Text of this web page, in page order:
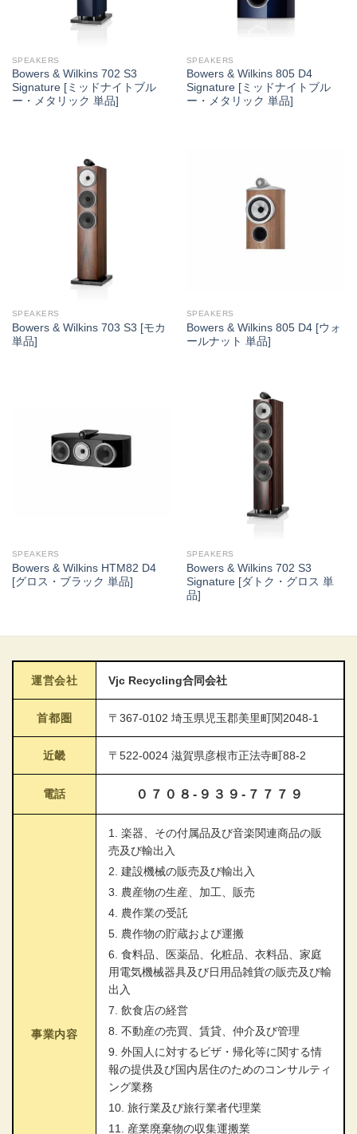
SPEAKERS
Bowers & Wilkins 702 S3
Signature [ミッドナイトブル
ー・メタリック 単品]
SPEAKERS
Bowers & Wilkins 805 D4
Signature [ミッドナイトブル
ー・メタリック 単品]
SPEAKERS
Bowers & Wilkins 703 S3 [モカ
単品]
SPEAKERS
Bowers & Wilkins 805 D4 [ウォ
ールナット 単品]
SPEAKERS
Bowers & Wilkins HTM82 D4
[グロス・ブラック 単品]
SPEAKERS
Bowers & Wilkins 702 S3
Signature [ダトク・グロス 単
品]
運営会社 Vjc Recycling合同会社
首都圏 〒367-0102 埼玉県児玉郡美里町関2048-1
近畿 〒522-0024 滋賀県彦根市正法寺町88-2
電話 ０７０８-９３９-７７７９
事業内容
1. 楽器、その付属品及び音楽関連商品の販
売及び輸出入
2. 建設機械の販売及び輸出入
3. 農産物の生産、加工、販売
4. 農作業の受託
5. 農作物の貯蔵および運搬
6. 食料品、医薬品、化粧品、衣料品、家庭
用電気機械器具及び日用品雑貨の販売及び輸
出入
7. 飲食店の経営
8. 不動産の売買、賃貸、仲介及び管理
9. 外国人に対するビザ・帰化等に関する情
報の提供及び国内居住のためのコンサルティ
ング業務
10. 旅行業及び旅行業者代理業
11. 産業廃棄物の収集運搬業